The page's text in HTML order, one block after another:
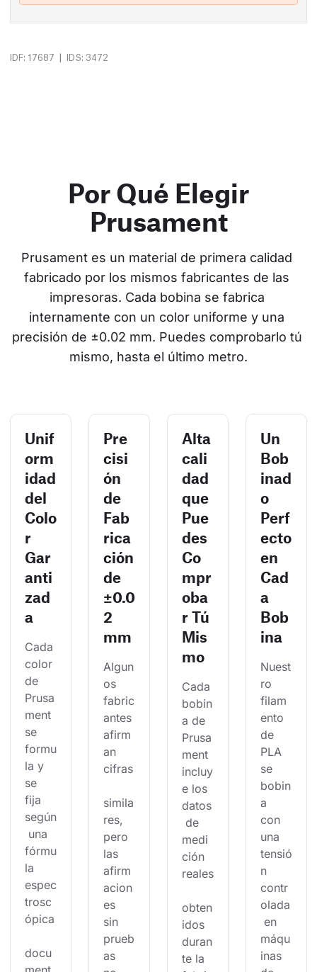
IDF: 17687 | IDS: 3472
Por Qué Elegir
Prusament
Prusament es un material de primera calidad
fabricado por los mismos fabricantes de las
impresoras. Cada bobina se fabrica
internamente con un color uniforme y una
precisión de ±0.02 mm. Puedes comprobarlo tú
mismo, hasta el último metro.
Unif
orm
idad
del
Colo
r
Gar
anti
zad
a
Cada
color
de
Prusa
ment
se
formu
la y
se
fija
según
una
fórmu
la
espec
trosc
ópica
docu
Pre
cisi
ón
de
Fab
rica
ción
de
±0.0
2
mm
Algun
os
fabric
antes
afirm
an
cifras
simila
res,
pero
las
afirm
acion
es
sin
prueb
as
Alta
cali
dad
que
Pue
des
Co
mpr
oba
r Tú
Mis
mo
Cada
bobin
a de
Prusa
ment
incluy
e los
datos
de
medi
ción
reales
obten
idos
duran
te la
Un
Bob
inad
o
Perf
ecto
en
Cad
a
Bob
ina
Nuest
ro
filam
ento
de
PLA
se
bobin
a
con
una
tensió
n
contr
olada
en
máqu
inas